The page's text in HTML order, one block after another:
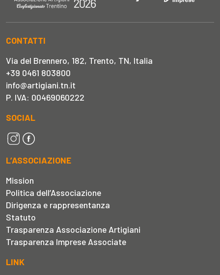
CONTATTI
Via del Brennero, 182, Trento, TN, Italia
+39 0461 803800
info@artigiani.tn.it
P. IVA: 00469060222
SOCIAL
L’ASSOCIAZIONE
Mission
Politica dell’Associazione
Dirigenza e rappresentanza
Statuto
Trasparenza Associazione Artigiani
Trasparenza Imprese Associate
LINK